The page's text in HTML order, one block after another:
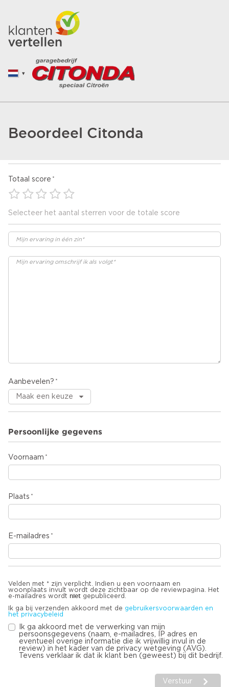
Beoordeel Citonda
Totaal score
Selecteer het aantal sterren voor de totale score
Aanbevelen?
Persoonlijke gegevens
Voornaam
Plaats
E-mailadres
Velden met * zijn verplicht. Indien u een voornaam en
woonplaats invult wordt deze zichtbaar op de reviewpagina. Het
e-mailadres wordt niet gepubliceerd.
Ik ga bij verzenden akkoord met de gebruikersvoorwaarden en
het privacybeleid
Ik ga akkoord met de verwerking van mijn
persoonsgegevens (naam, e-mailadres, IP adres en
eventueel overige informatie die ik vrijwillig invul in de
review) in het kader van de privacy wetgeving (AVG).
Tevens verklaar ik dat ik klant ben (geweest) bij dit bedrijf.
Verstuur